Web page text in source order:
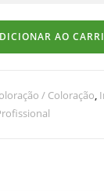
AO
/ Coloração,